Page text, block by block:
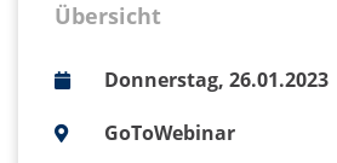
Übersicht
Donnerstag, 26.01.2023
GoToWebinar